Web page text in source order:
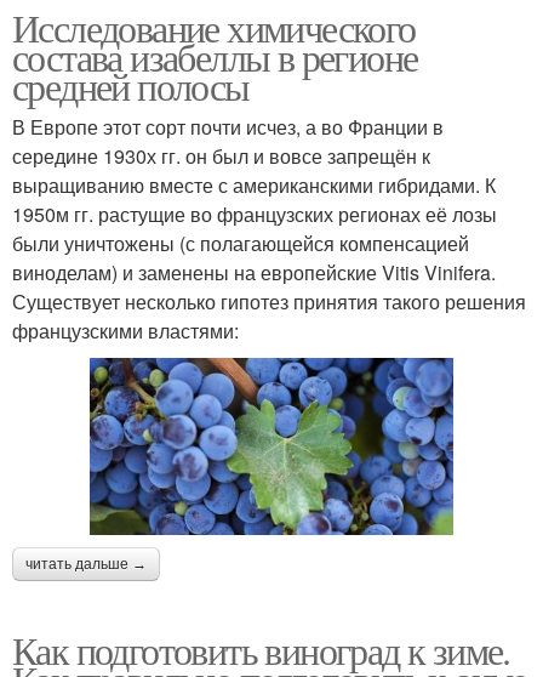
Исследование химического
состава изабеллы в регионе
средней полосы
В Европе этот сорт почти исчез, а во Франции в
середине 1930х гг. он был и вовсе запрещён к
выращиванию вместе с американскими гибридами. К
1950м гг. растущие во французских регионах её лозы
были уничтожены (с полагающейся компенсацией
виноделам) и заменены на европейские Vitis Vinifera.
Существует несколько гипотез принятия такого решения
французскими властями:
читать дальше →
Как подготовить виноград к зиме.